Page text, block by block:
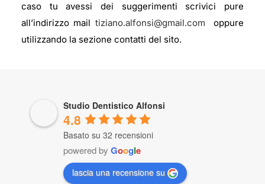
caso tu avessi dei suggerimenti scrivici pure
all’indirizzo mail tiziano.alfonsi@gmail.com
oppure
utilizzando la sezione contatti del sito.
Studio Dentistico Alfonsi
4.8
Basato su 32 recensioni
powered by Google
lascia una recensione su